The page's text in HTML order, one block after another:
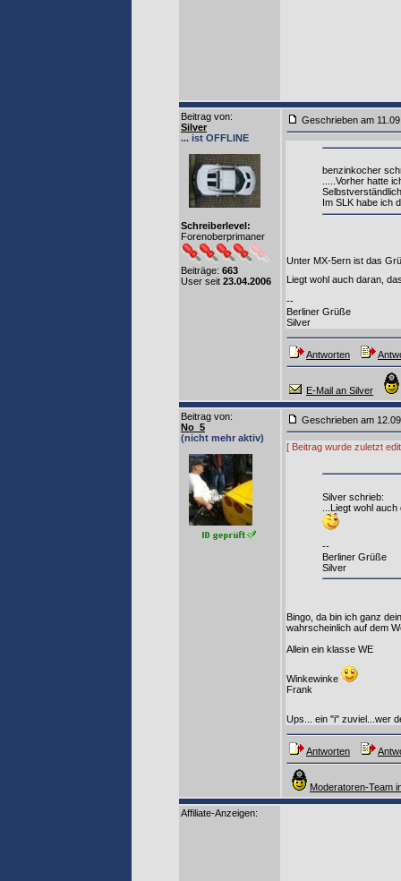
Beitrag von:
Silver
... ist OFFLINE
Schreiberlevel:
Forenoberprimaner
Beiträge: 663
User seit 23.04.2006
Geschrieben am
benzinkocher
.....Vorher hatte
Im SLK habe ich
Unter MX-5ern ist das
Liegt wohl auch daran,
--
Berliner Grüße
Silver
Antworten
E-Mail an Silver
Beitrag von:
No_5
(nicht mehr aktiv)
Geschrieben am
[ Beitrag wurde zuletzt
Silver schrieb:
...Liegt wohl
--
Berliner Grüße
Silver
Bingo, da bin ich ganz
wahrscheinlich auf dem
Allein ein klasse WE
Winkewinke
Frank
Ups... ein "i" zuviel...wer
Antworten
Moderatoren-Team
Affiliate-Anzeigen: